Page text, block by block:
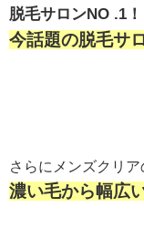
脱毛サロンNO .1！
今話題の脱毛サ
さらにメンズクリア
濃い毛から幅広